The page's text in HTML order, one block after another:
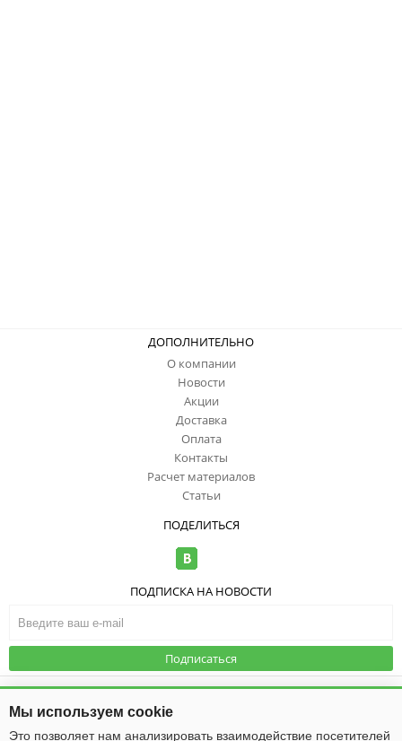
ДОПОЛНИТЕЛЬНО
О компании
Новости
Акции
Доставка
Оплата
Контакты
Расчет материалов
Статьи
ПОДЕЛИТЬСЯ
ПОДПИСКА НА НОВОСТИ
Подписаться
© ООО "ИзоТоп", 2006-2026. Все права
защищены. Информация сайта
защищена законом об авторских
правах.
Мы используем cookie
Это позволяет нам анализировать взаимодействие посетителей